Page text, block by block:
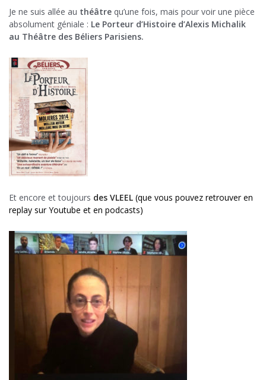
Je ne suis allée au théâtre qu’une fois, mais pour voir une pièce
absolument géniale : Le Porteur d’Histoire d’Alexis Michalik
au Théâtre des Béliers Parisiens.
Et encore et toujours des VLEEL (que vous pouvez retrouver en
replay sur Youtube et en podcasts)